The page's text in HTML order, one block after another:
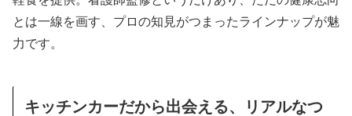
とは一線を画す、プロの知見がつまったラインナップが魅
力です。
キッチンカーだから出会える、リアルなつ